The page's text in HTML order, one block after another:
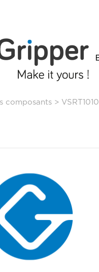
composants > VSRT1010